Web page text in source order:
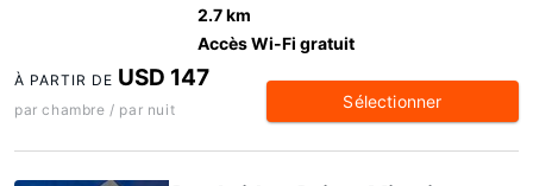
2.7 km
Accès Wi-Fi gratuit
À PARTIR DE USD 147
par chambre / par nuit Sélectionner